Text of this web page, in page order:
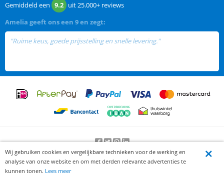
Gemiddeld een 9.2 uit25.000+ reviews
Amelia geeft ons een 9 en zegt:
"Ruime keus, goede prijsstelling en snelle levering."
Beoordeling door klanten:9.2/10-25000beoordelingen
Wij gebruiken cookies en vergelijkbare technieken voor de werking en
analyse van onze website en om met derden relevante advertenties te
kunnen tonen. Lees meer